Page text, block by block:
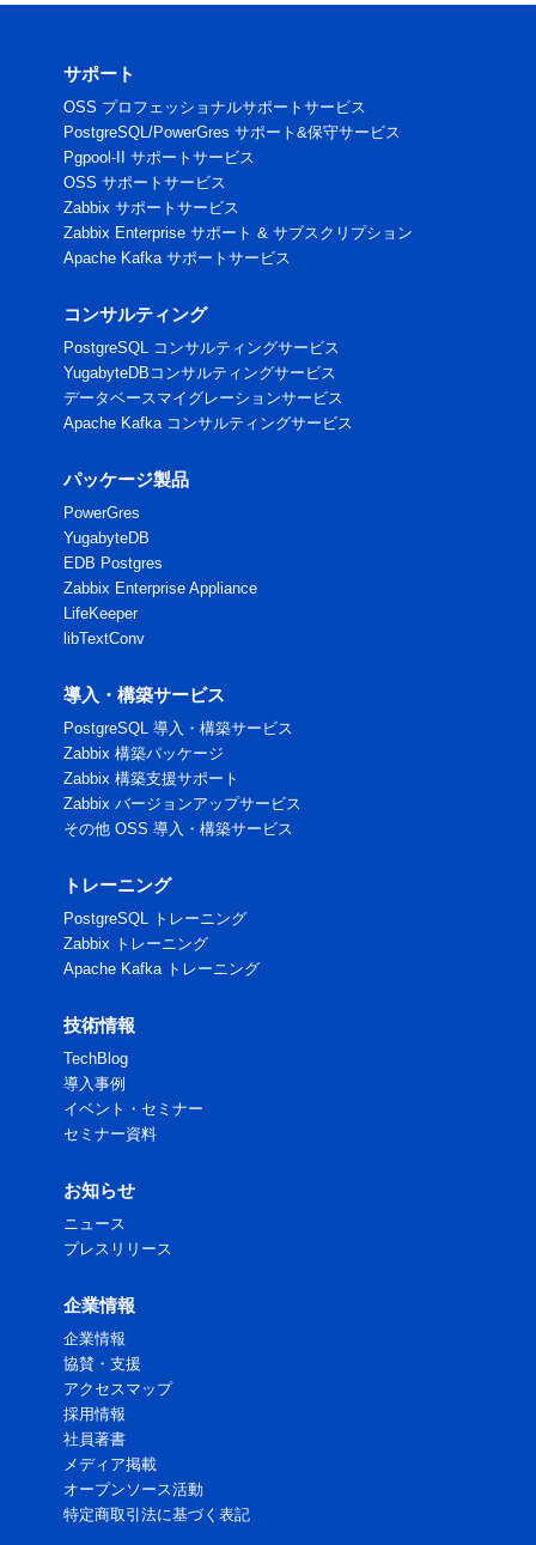
サポート
OSS プロフェッショナルサポートサービス
PostgreSQL/PowerGres サポート&保守サービス
Pgpool-II サポートサービス
OSS サポートサービス
Zabbix サポートサービス
Zabbix Enterprise サポート & サブスクリプション
Apache Kafka サポートサービス
コンサルティング
PostgreSQL コンサルティングサービス
YugabyteDBコンサルティングサービス
データベースマイグレーションサービス
Apache Kafka コンサルティングサービス
パッケージ製品
PowerGres
YugabyteDB
EDB Postgres
Zabbix Enterprise Appliance
LifeKeeper
libTextConv
導入・構築サービス
PostgreSQL 導入・構築サービス
Zabbix 構築パッケージ
Zabbix 構築支援サポート
Zabbix バージョンアップサービス
その他 OSS 導入・構築サービス
トレーニング
PostgreSQL トレーニング
Zabbix トレーニング
Apache Kafka トレーニング
技術情報
TechBlog
導入事例
イベント・セミナー
セミナー資料
お知らせ
ニュース
プレスリリース
企業情報
企業情報
協賛・支援
アクセスマップ
採用情報
社員著書
メディア掲載
オープンソース活動
特定商取引法に基づく表記